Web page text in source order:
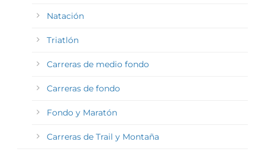
Natación
Triatlón
Carreras de medio fondo
Carreras de fondo
Fondo y Maratón
Carreras de Trail y Montaña